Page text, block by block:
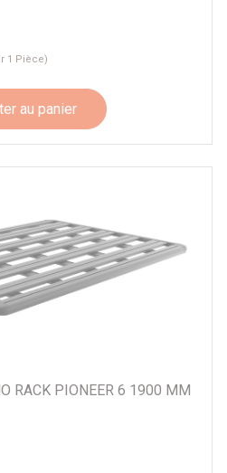
1 Pièce)
au panier
RACK PIONEER 6 1900 MM